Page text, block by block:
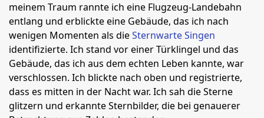
meinem Traum rannte ich eine Flugzeug-Landebahn
entlang und erblickte eine Gebäude, das ich nach
wenigen Momenten als dieSternwarte Singen
identifizierte. Ich stand vor einer Türklingel und das
Gebäude, das ich aus dem echten Leben kannte, war
verschlossen. Ich blickte nach oben und registrierte,
dass es mitten in der Nacht war. Ich sah die Sterne
glitzern und erkannte Sternbilder, die bei genauerer